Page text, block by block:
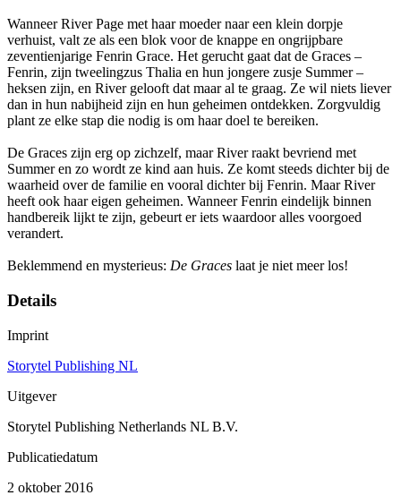
Wanneer River Page met haar moeder naar een klein dorpje
verhuist, valt ze als een blok voor de knappe en ongrijpbare
zeventienjarige Fenrin Grace. Het gerucht gaat dat de Graces –
Fenrin, zijn tweelingzus Thalia en hun jongere zusje Summer –
heksen zijn, en River gelooft dat maar al te graag. Ze wil niets liever
dan in hun nabijheid zijn en hun geheimen ontdekken. Zorgvuldig
plant ze elke stap die nodig is om haar doel te bereiken.
De Graces zijn erg op zichzelf, maar River raakt bevriend met
Summer en zo wordt ze kind aan huis. Ze komt steeds dichter bij de
waarheid over de familie en vooral dichter bij Fenrin. Maar River
heeft ook haar eigen geheimen. Wanneer Fenrin eindelijk binnen
handbereik lijkt te zijn, gebeurt er iets waardoor alles voorgoed
verandert.
Beklemmend en mysterieus: De Graces laat je niet meer los!
Details
Imprint
Storytel Publishing NL
Uitgever
Storytel Publishing Netherlands NL B.V.
Publicatiedatum
2 oktober 2016